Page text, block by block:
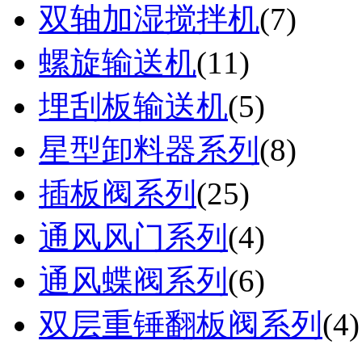
双轴加湿搅拌机(7)
螺旋输送机(11)
埋刮板输送机(5)
星型卸料器系列 (8)
插板阀系列 (25)
通风风门系列 (4)
通风蝶阀系列 (6)
双层重锤翻板阀系列 (4)